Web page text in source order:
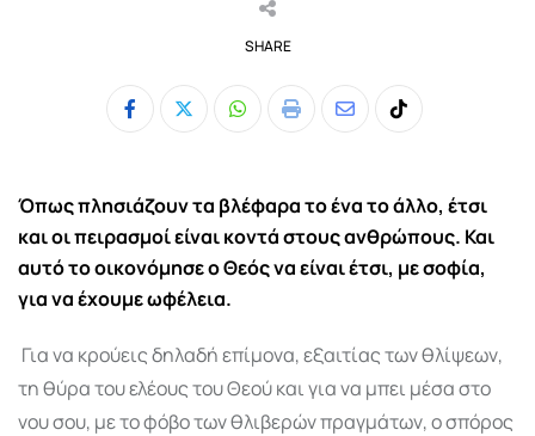
SHARE
Whatsapp
Print
ShareTiktok
Όπως πλησιάζουν τα βλέφαρα το ένα το άλλο, έτσι
και οι πειρασμοί είναι κοντά στους ανθρώ­πους. Και
αυτό το οικονόμησε ο Θεός να είναι έ­τσι, με σοφία,
για να έχουμε ωφέλεια.
Για να κρού­εις δηλαδή επίμονα, εξαιτίας των θλίψεων,
τη θύρα του ελέους του Θεού και για να μπει μέσα στο
νου σου, με το φόβο των θλιβερών πραγμάτων, ο σπό­ρος